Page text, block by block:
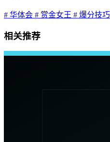
# 华体会 # 赏金女王 # 爆分技巧
相关推荐